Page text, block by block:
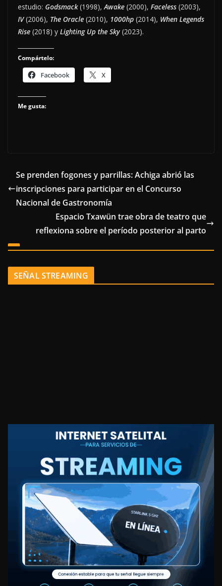
estudio: Godsmack(1998),Awake (2000), Faceless (2003),
IV(2006), The Oracle (2010), 1000hp (2014), When Legends
Rise (2018) y Lighting Up the Sky (2023).
Compártelo:
Facebook X
Me gusta:
Se prenden fogones y parrillas: Achiga abrió las
inscripciones para participar en el Concurso
Nacional de Gastronomía
Espacio Txawün trae obra de teatro que
reflexiona sobre el período posterior al parto
SEÑAL STREAMING